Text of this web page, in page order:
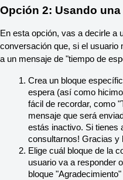
Opción 2: Usando
En esta opción, vas a decirle a
conversación que, si el usuario
a un mensaje de "tiempo de
Crea un bloque
espera (así como
fácil de recordar, como
mensaje que será
estás inactivo. Si tienes
consultarnos! Gracias y
Elige cuál bloque de la
usuario va a responder
bloque